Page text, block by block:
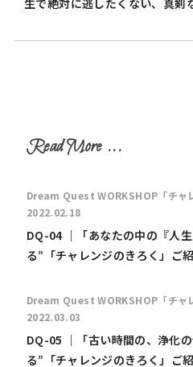
Dream Quest WORKSHOP「チャ
2022.02.18
DQ-04 ｜「あなたの中の『人
る”「チャレンジのきろく」ご
Dream Quest WORKSHOP「チャ
2022.03.03
DQ-05 ｜「古い時間の、浄化
る”「チャレンジのきろく」ご